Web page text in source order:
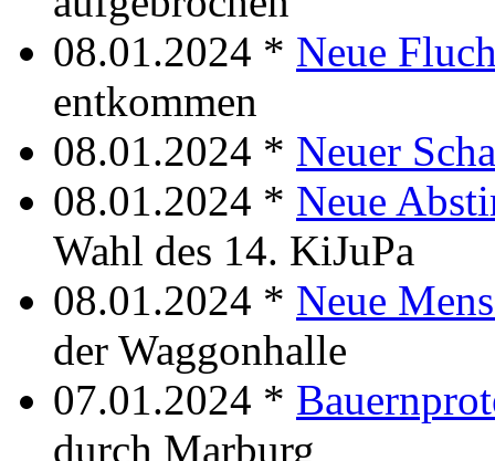
08.01.2024 * Neue
entkommen
08.01.2024 * Neuer
08.01.2024 * Neue
Wahl des 14. KiJuPa
08.01.2024 * Neue
der Waggonhalle
07.01.2024 *
durch Marburg